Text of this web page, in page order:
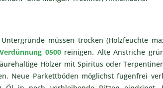
müssen trocken (Holzfeuchte
0500reinigen. Alte Anstriche
Hölzer mit Spiritus oder
Neue Parkettböden möglichst fugenfrei